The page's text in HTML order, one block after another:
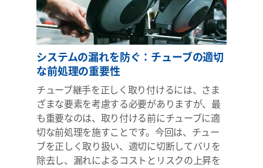
システムの漏れを防ぐ：チューブの適切
な前処理の重要性
チューブ継手を正しく取り付けるには、さま
ざまな要素を考慮する必要がありますが、最
も重要なのは、取り付ける前にチューブに適
切な前処理を施すことです。今回は、チュー
ブを正しく取り扱い、適切に切断してバリを
除去し、漏れによるコストとリスクの上昇を